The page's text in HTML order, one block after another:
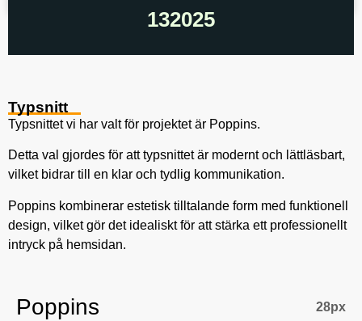
132025
Typsnitt
Typsnittet vi har valt för projektet är Poppins.
Detta val gjordes för att typsnittet är modernt och lättläsbart,
vilket bidrar till en klar och tydlig kommunikation.
Poppins kombinerar estetisk tilltalande form med funktionell
design, vilket gör det idealiskt för att stärka ett professionellt
intryck på hemsidan.
Poppins 28px